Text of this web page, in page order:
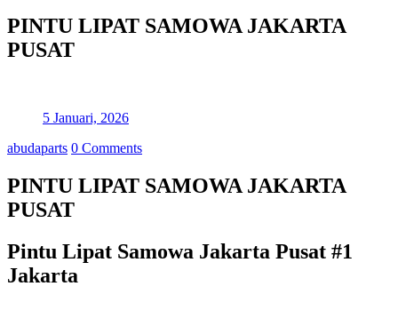
PINTU LIPAT SAMOWA JAKARTA
PUSAT
5 Januari, 2026
abudaparts 0 Comments
PINTU LIPAT SAMOWA JAKARTA
PUSAT
Pintu Lipat Samowa Jakarta Pusat #1
Jakarta